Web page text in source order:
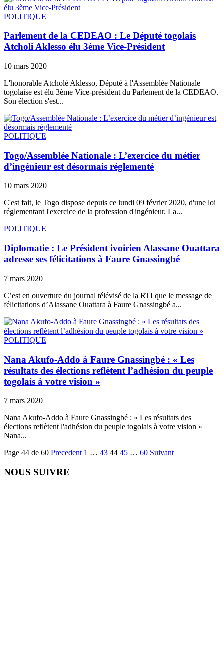
POLITIQUE
Parlement de la CEDEAO : Le Député togolais
Atcholi Aklesso élu 3ème Vice-Président
10 mars 2020
L'honorable Atcholé Aklesso, Député à l'Assemblée Nationale
togolaise est élu 3ème Vice-président du Parlement de la CEDEAO.
Son élection s'est...
POLITIQUE
Togo/Assemblée Nationale : L’exercice du métier
d’ingénieur est désormais réglementé
10 mars 2020
C'est fait, le Togo dispose depuis ce lundi 09 février 2020, d'une loi
réglementant l'exercice de la profession d'ingénieur. La...
POLITIQUE
Diplomatie : Le Président ivoirien Alassane Ouattara
adresse ses félicitations à Faure Gnassingbé
7 mars 2020
C’est en ouverture du journal télévisé de la RTI que le message de
félicitations d’Alassane Ouattara à Faure Gnassingbé a...
POLITIQUE
Nana Akufo-Addo à Faure Gnassingbé : « Les
résultats des élections reflètent l’adhésion du peuple
togolais à votre vision »
7 mars 2020
Nana Akufo-Addo à Faure Gnassingbé : « Les résultats des
élections reflètent l'adhésion du peuple togolais à votre vision »
Nana...
Page 44 de 60 Precedent 1 … 43 44 45 … 60 Suivant
NOUS SUIVRE